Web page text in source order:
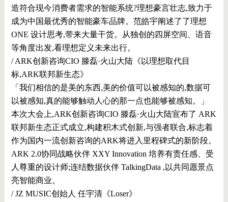
造符合现今消费者需求的智能系统?理想豪言壮志,致力于
成为中国最优秀的智能豪车品牌。范皓宇阐述了了理想
ONE 设计思考,带来大量干货。从独创的四屏空间、语音
等角度出发,看理想定义未来出行。
/ ARK创新咨询CIO 滕磊·火山大陆《以理想取代目
标,ARK联邦新生态》
「我们相信的是美的东西,美的价值可以被感知的,数据可
以被感知,真的能够触动人心的那一点也能够被感知。」
本次大会上,ARK创新咨询CIO 滕磊·火山大陆宣布了 ARK
联邦新生态正式成立,构建积木式创新,与强者联合,标志着
作为国内一流创新咨询的ARK将进入里程碑式的新阶段。
ARK 2.0协同战略伙伴 XXY Innovation 培养有责任感、受
人尊重的设计师;连结数据伙伴 TalkingData ,以共同愿景点
亮智能商业。
/ JZ MUSIC创始人 任宇清《Loser》